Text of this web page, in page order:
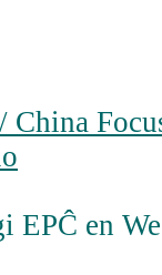
China
EPĈ en